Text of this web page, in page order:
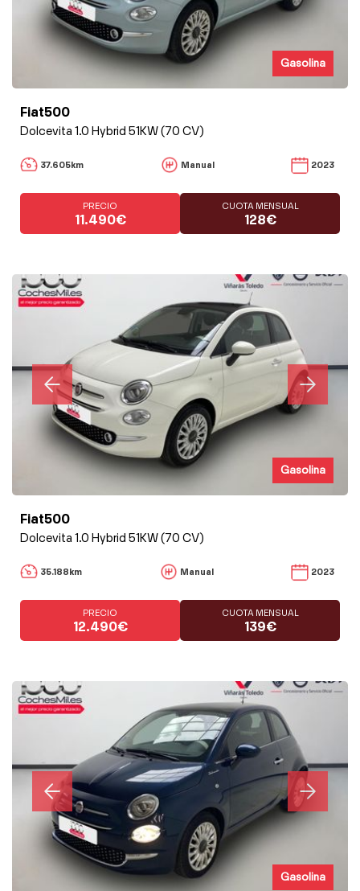
Gasolina
Fiat500
Dolcevita 1.0 Hybrid 51KW (70 CV)
37.605km Manual 2023
PRECIO
11.490€
CUOTA MENSUAL
128€
Gasolina
Fiat500
Dolcevita 1.0 Hybrid 51KW (70 CV)
35.188km Manual 2023
PRECIO
12.490€
CUOTA MENSUAL
139€
Gasolina